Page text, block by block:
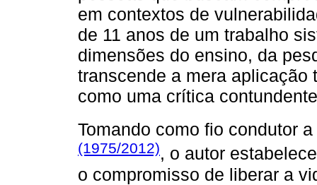
em contextos de
de 11 anos de um trabalho
dimensões do ensino, da
transcende a mera
como uma crítica
Tomando como fio condutor
(1975/2012), o autor
o compromisso de liberar a